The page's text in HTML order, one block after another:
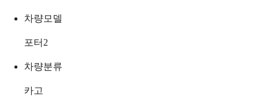
차량모델
포터2
차량분류
카고